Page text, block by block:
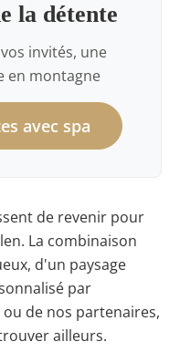
la détente
invités, une
en montagne
avec spa
de revenir pour
La combinaison
d'un paysage
par
de nos partenaires,
ailleurs.